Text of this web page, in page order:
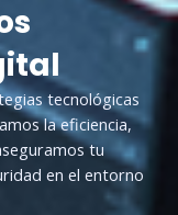
tecnológicas
la eficiencia,
tu
en el entorno